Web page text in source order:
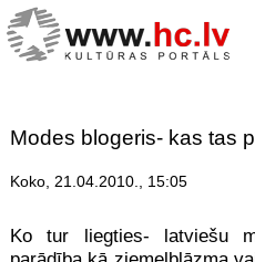
Modes blogeris- kas tas
Koko, 21.04.2010., 15:05
Ko tur liegties- latviešu